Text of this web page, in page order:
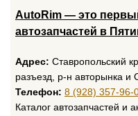
AutoRim — это
автозапчастей в
Адрес: Ставропольский
разъезд, р-н авторынка и
Телефон: 8 (928) 357-96-
Каталог автозапчастей и